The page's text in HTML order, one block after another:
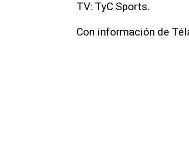
TV: TyC Sports.
Con información de